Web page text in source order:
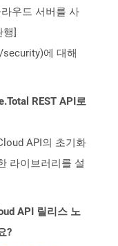
우드 서버를 사
행]
에 대해
REST API로
API의 초기화
라이브러리를 설
API 릴리스 노
?